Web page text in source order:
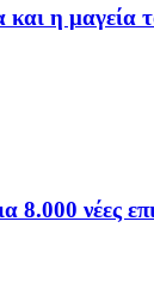
η μαγεία
8.000 νέες